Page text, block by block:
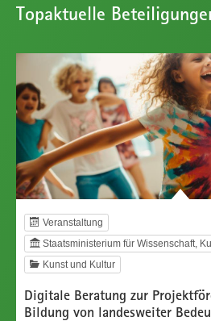
Topaktuelle
Veranstaltung
Staatsministerium für Wissenschaft,
Kunst und Kultur
Digitale Beratung zur
Bildung von landesweiter